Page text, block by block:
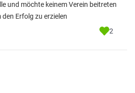
und möchte keinem Verein beitreten
Erfolg zu erzielen
2